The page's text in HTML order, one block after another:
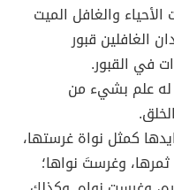
والغافل الميت
الغافلين قبور
في القبور.
له علم بشيء من
كمثل نواة غرستها،
وغرستَ نواها؛